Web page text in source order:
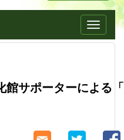
Toggle
館サポーターによる